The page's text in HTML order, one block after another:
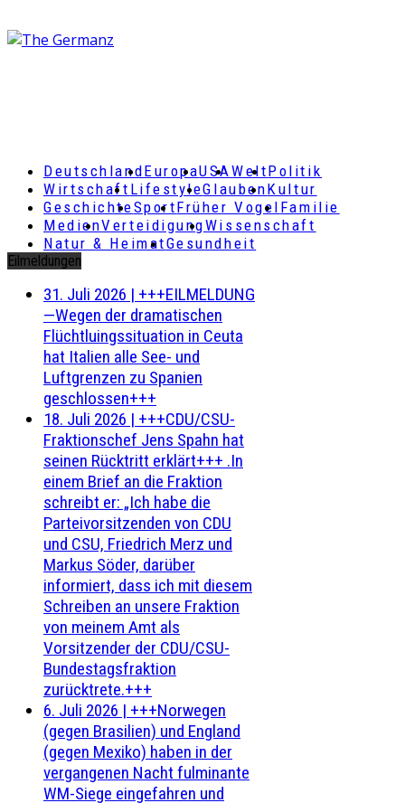
DeutschlandEuropaUSAWeltPolitik
Wirtschaft LifestyleGlaubenKultur
GeschichteSportFrüher Vogel Familie
MedienVerteidigungWissenschaft
Natur & HeimatGesundheit
Eilmeldungen
31. Juli 2026 | +++EILMELDUNG
—Wegen der dramatischen
Flüchtluingssituation in Ceuta
hat Italien alle See- und
Luftgrenzen zu Spanien
geschlossen+++
18. Juli 2026 | +++CDU/CSU-
Fraktionschef Jens Spahn hat
seinen Rücktritt erklärt+++ .In
einem Brief an die Fraktion
schreibt er: „Ich habe die
Parteivorsitzenden von CDU
und CSU, Friedrich Merz und
Markus Söder, darüber
informiert, dass ich mit diesem
Schreiben an unsere Fraktion
von meinem Amt als
Vorsitzender der CDU/CSU-
Bundestagsfraktion
zurücktrete.+++
6. Juli 2026 | +++Norwegen
(gegen Brasilien) und England
(gegen Mexiko) haben in der
vergangenen Nacht fulminante
WM-Siege eingefahren und